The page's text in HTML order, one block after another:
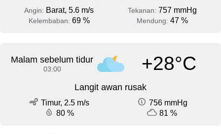
Angin: Barat, 5.6 m/s Tekanan: 757 mmHg
Kelembaban: 69 % Mendung: 47 %
Malam sebelum tidur
03:00 +28°C
Langit awan rusak
Timur, 2.5 m/s
756 mmHg
80 %
81 %